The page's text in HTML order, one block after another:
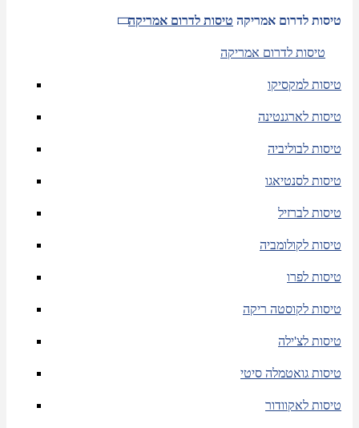
טיסות לדרום אמריקה טיסות לדרום אמריקה
טיסות לדרום אמריקה
טיסות למקסיקו
טיסות לארגנטינה
טיסות לבוליביה
טיסות לסנטיאגו
טיסות לברזיל
טיסות לקולומביה
טיסות לפרו
טיסות לקוסטה ריקה
טיסות לצ'ילה
טיסות גואטמלה סיטי
טיסות לאקוודור